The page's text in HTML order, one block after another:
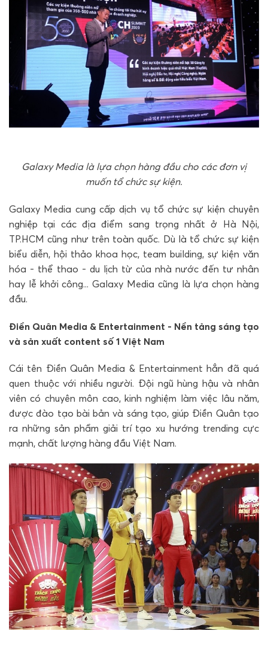
Galaxy Media là lựa chọn hàng đầu cho các đơn vị
muốn tổ chức sự kiện.
Galaxy Media cung cấp dịch vụ tổ chức sự kiện chuyên
nghiệp tại các địa điểm sang trọng nhất ở Hà Nội,
TP.HCM cũng như trên toàn quốc. Dù là tổ chức sự kiện
biểu diễn, hội thảo khoa học, team building, sự kiện văn
hóa - thể thao - du lịch từ của nhà nước đến tư nhân
hay lễ khởi công... Galaxy Media cũng là lựa chọn hàng
đầu.
Điền Quân Media & Entertainment - Nền tảng sáng tạo
và sản xuất content số 1 Việt Nam
Cái tên Điền Quân Media & Entertainment hẳn đã quá
quen thuộc với nhiều người. Đội ngũ hùng hậu và nhân
viên có chuyên môn cao, kinh nghiệm làm việc lâu năm,
được đào tạo bài bản và sáng tạo, giúp Điền Quân tạo
ra những sản phẩm giải trí tạo xu hướng trending cực
mạnh, chất lượng hàng đầu Việt Nam.